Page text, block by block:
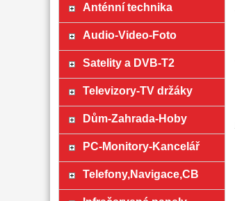
Anténní technika
Audio-Video-Foto
Satelity a DVB-T2
Televizory-TV držáky
Dům-Zahrada-Hoby
PC-Monitory-Kancelář
Telefony,Navigace,CB